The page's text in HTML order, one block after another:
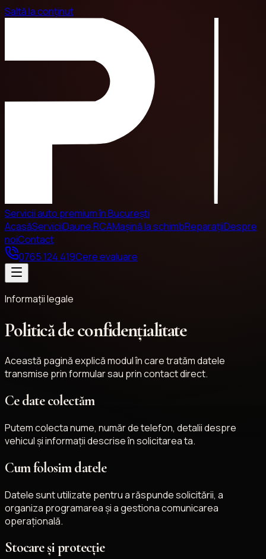
Saltă la conținut
Servicii auto premium în București
AcasăServiciiDaune RCAMașină la schimbReparațiiDespre
noiContact
0765 124 419Cere evaluare
Informații legale
Politică de confidențialitate
Această pagină explică modul în care tratăm datele
transmise prin formular sau prin contact direct.
Ce date colectăm
Putem colecta nume, număr de telefon, detalii despre
vehicul și informații descrise în solicitarea ta.
Cum folosim datele
Datele sunt utilizate pentru a răspunde solicitării, a
organiza programarea și a gestiona comunicarea
operațională.
Stocare și protecție